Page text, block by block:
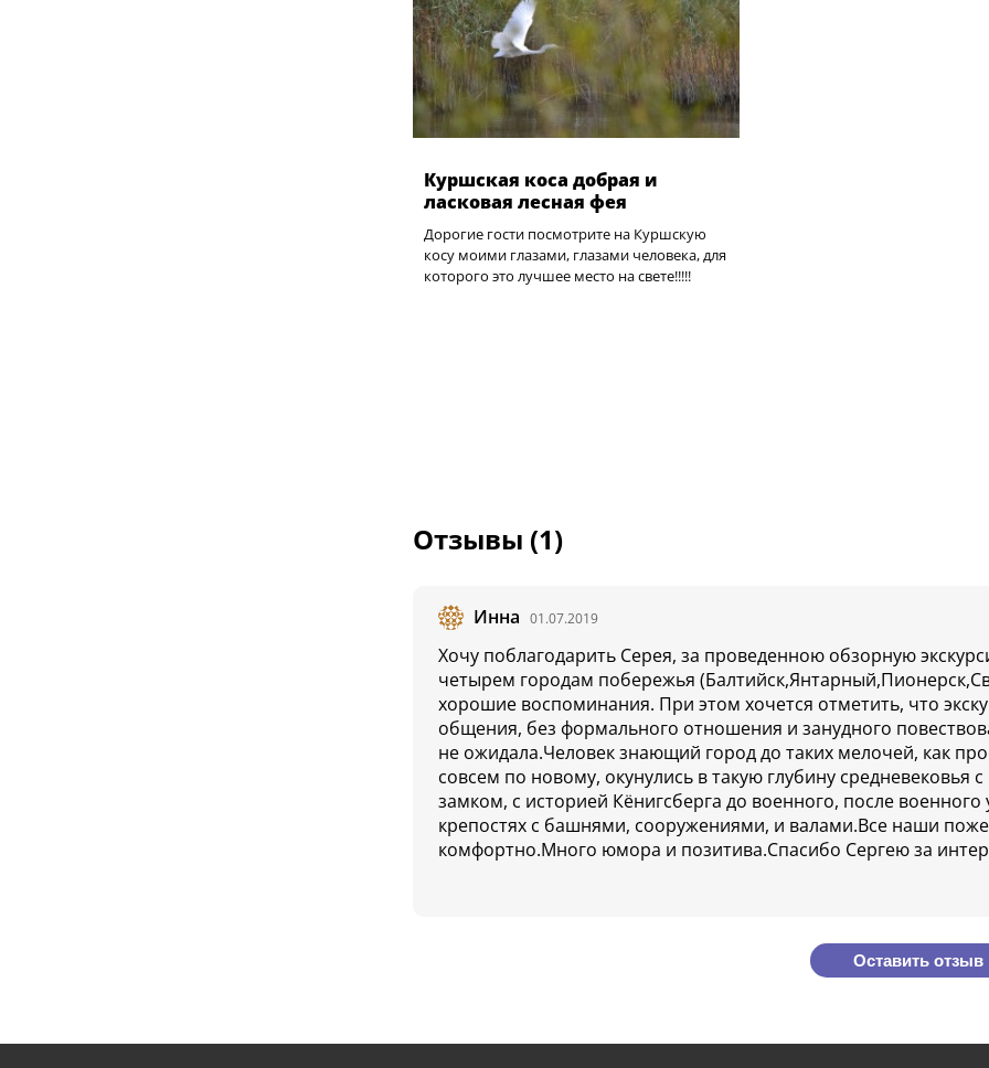
Куршская коса добрая и
ласковая лесная фея
Дорогие гости посмотрите на Куршскую
косу моими глазами, глазами человека, для
которого это лучшее место на свете!!!!!
Отзывы (1)
Инна 01.07.2019
Хочу поблагодарить Серея, за проведенною обзорную
четырем городам побережья
хорошие воспоминания. При этом хочется отметить, что
общения, без формального отношения и занудного
не ожидала.Человек знающий город до таких мелочей, как
совсем по новому, окунулись в такую глубину
замком, с историей Кёнигсберга до военного, после
крепостях с башнями, сооружениями, и валами.Все наши
комфортно.Много юмора и позитива.Спасибо Сергею за
Оставить отзыв